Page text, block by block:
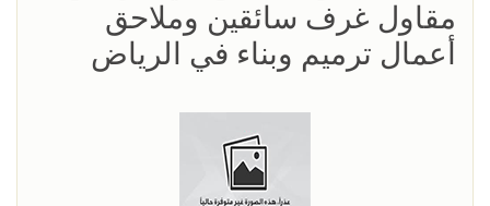
مقاول غرف سائقين وملاحق
أعمال ترميم وبناء في الرياض